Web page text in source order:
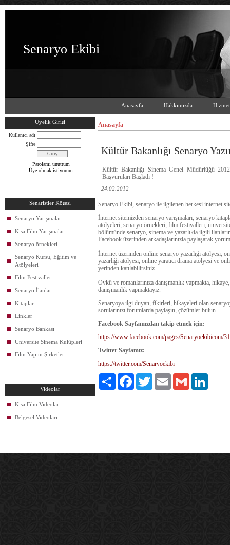
Senaryo Ekibi
Anasayfa Hakkımızda
Üyelik Girişi
Kullanıcı adı
Şifre
Parolamı unuttum
Üye olmak istiyorum
Senaristler Köşesi
Senaryo Yarışmaları
Kısa Film Yarışmaları
Senaryo örnekleri
Senaryo Kursu, Eğitim ve
Atölyeleri
Film Festivalleri
Senaryo İlanları
Kitaplar
Linkler
Senaryo Bankası
Universite Sinema Kulüpleri
Film Yapım Şirketleri
Videolar
Kısa Film Videoları
Belgesel Videoları
Anasayfa
Kültür Bakanlığı Senaryo
Kültür Bakanlığı Sinema Genel Müdürlüğü
Başvuruları Başladı !
24.02.2012
Senaryo Ekibi, senaryo ile ilgilenen herkesi internet
İnternet sitemizden senaryo yarışmaları, senaryo
atölyeleri, senaryo örnekleri, film festivalleri,
bölümünde senaryo, sinema ve yazarlıkla ilgili
Facebook üzerinden arkadaşlarınızla paylaşarak
İnternet üzerinden online senaryo yazarlığı atölyesi,
yazarlığı atölyesi, online yaratıcı drama atölyesi ve
yerinden katılabilirsiniz.
Öykü ve romanlarınıza danışmanlık yapmakta,
danışmanlık yapmaktayız.
Senaryoya ilgi duyan, fikirleri, hikayeleri olan
sorularınızı forumlarda paylaşın, çözümler bulun.
Facebook Sayfamızdan takip etmek için:
https://www.facebook.com/pages/Senaryoekibicom/
Twitter Sayfamız:
https://twitter.com/Senaryoekibi
Paylaş
FacebookTwitter Email Gmail